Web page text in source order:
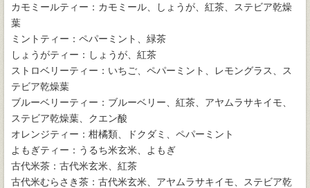
カモミールティー：カモミール、しょうが、紅茶、ステビア乾燥
葉
ミントティー：ペパーミント、緑茶
しょうがティー：しょうが、紅茶
ストロベリーティー：いちご、ペパーミント、レモングラス、ス
テビア乾燥葉
ブルーベリーティー：ブルーベリー、紅茶、アヤムラサキイモ、
ステビア乾燥葉、クエン酸
オレンジティー：柑橘類、ドクダミ、ペパーミント
よもぎティー：うるち米玄米、よもぎ
古代米茶：古代米玄米、紅茶
古代米むらさき茶：古代米玄米、アヤムラサキイモ、ステビア乾